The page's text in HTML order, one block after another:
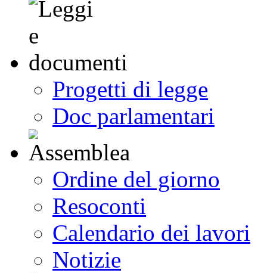
Progetti di legge
Doc parlamentari
Ordine del giorno
Resoconti
Calendario dei lavori
Notizie